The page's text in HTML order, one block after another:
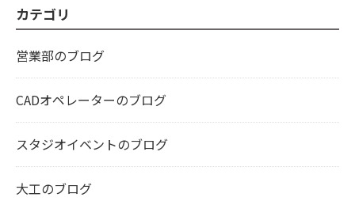
カテゴリ
営業部のブログ
CADオペレーターのブログ
スタジオイベントのブログ
大工のブログ